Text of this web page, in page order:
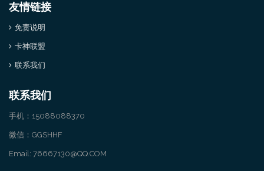
友情链接
免责说明
卡神联盟
联系我们
联系我们
手机：15088088370
微信：GGSHHF
Email: 76667130@QQ.COM